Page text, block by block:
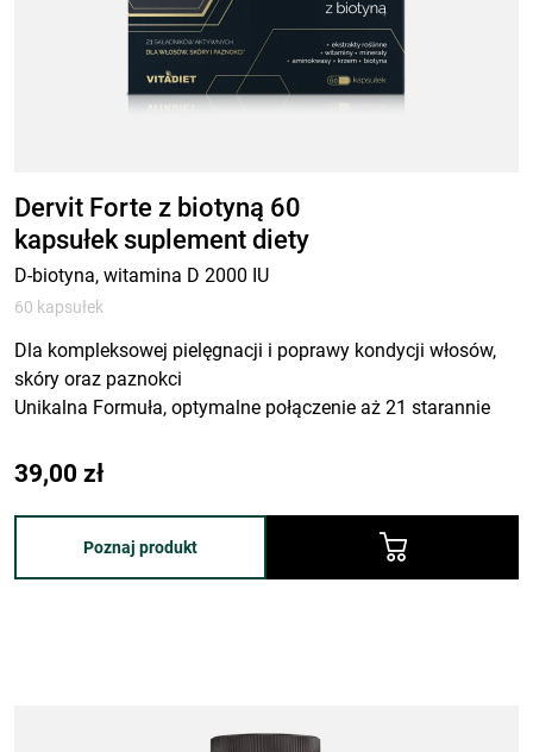
Dervit Forte z biotyną 60
kapsułek suplement diety
D-biotyna, witamina D 2000 IU
60 kapsułek
Dla kompleksowej pielęgnacji i poprawy kondycji włosów,
skóry oraz paznokci
Unikalna Formuła, optymalne połączenie aż 21 starannie
39,00 zł
Poznaj produkt